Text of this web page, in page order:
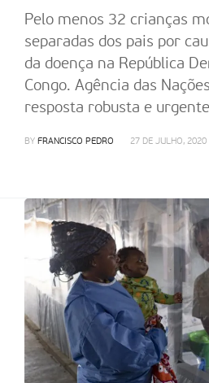
Pelo menos 32 crianças
separadas dos pais por
da doença na República
Congo. Agência das
resposta robusta e urgente
BY FRANCISCO PEDRO 27 DE JULHO, 2020